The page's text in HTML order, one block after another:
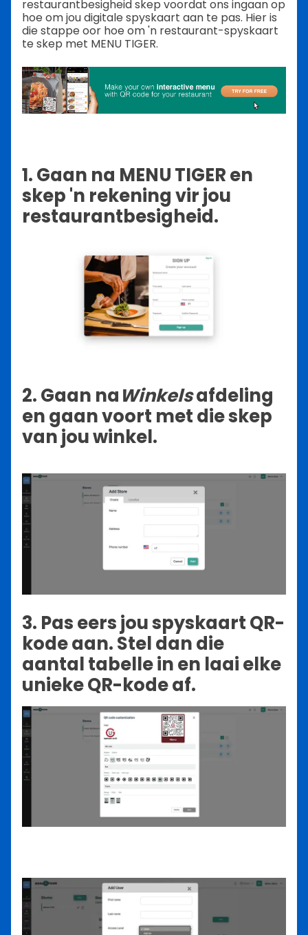
restaurantbesigheid skep voordat ons ingaan op
hoe om jou digitale spyskaart aan te pas. Hier is
die stappe oor hoe om 'n restaurant-spyskaart
te skep met MENU TIGER.
1. Gaan na MENU TIGER en
skep 'n rekening vir jou
restaurantbesigheid.
2. Gaan naWinkelsafdeling
en gaan voort met die skep
van jou winkel.
3. Pas eers jou spyskaart QR-
kode aan. Stel dan die
aantal tabelle in en laai elke
unieke QR-kode af.